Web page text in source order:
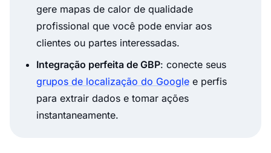
gere mapas de calor de qualidade
profissional que você pode enviar aos
clientes ou partes interessadas.
Integração perfeita de GBP: conecte seus
grupos de localização do Google e perfis
para extrair dados e tomar ações
instantaneamente.